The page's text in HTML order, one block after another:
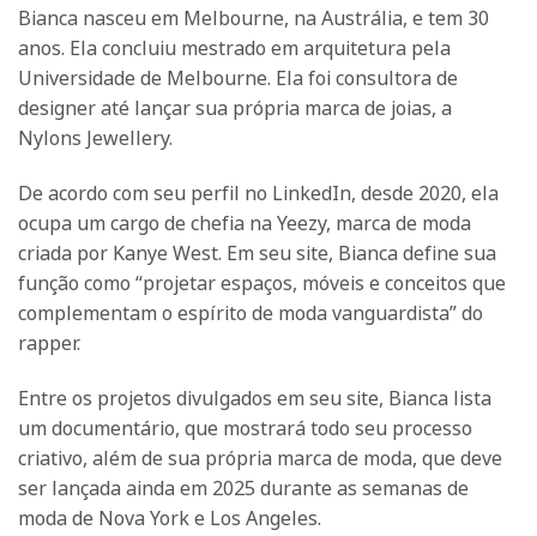
Bianca nasceu em Melbourne, na Austrália, e tem 30
anos. Ela concluiu mestrado em arquitetura pela
Universidade de Melbourne. Ela foi consultora de
designer até lançar sua própria marca de joias, a
Nylons Jewellery.
De acordo com seu perfil no LinkedIn, desde 2020, ela
ocupa um cargo de chefia na Yeezy, marca de moda
criada por Kanye West. Em seu site, Bianca define sua
função como “projetar espaços, móveis e conceitos que
complementam o espírito de moda vanguardista” do
rapper.
Entre os projetos divulgados em seu site, Bianca lista
um documentário, que mostrará todo seu processo
criativo, além de sua própria marca de moda, que deve
ser lançada ainda em 2025 durante as semanas de
moda de Nova York e Los Angeles.